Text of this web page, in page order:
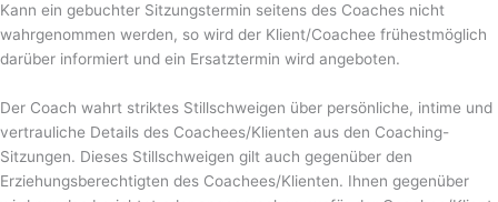
Kann ein gebuchter Sitzungstermin seitens des Coaches nicht
wahrgenommen werden, so wird der Klient/Coachee frühestmöglich
darüber informiert und ein Ersatztermin wird angeboten.
Der Coach wahrt striktes Stillschweigen über persönliche, intime und
vertrauliche Details des Coachees/Klienten aus den Coaching-
Sitzungen. Dieses Stillschweigen gilt auch gegenüber den
Erziehungsberechtigten des Coachees/Klienten. Ihnen gegenüber